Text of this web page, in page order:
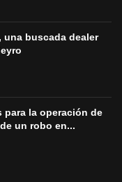
una buscada dealer
para la operación de
un robo en...